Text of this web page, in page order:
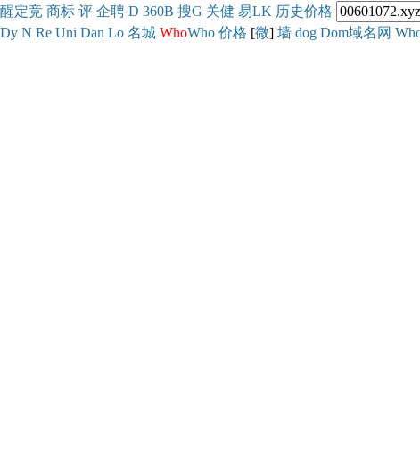
醒定竞 商标 评 企聘 D 360B 搜G 关健 易LK 历史价格
Dy N Re Uni Dan Lo 名城 WhoWho 价格 [微] 墙 dog Dom域名网